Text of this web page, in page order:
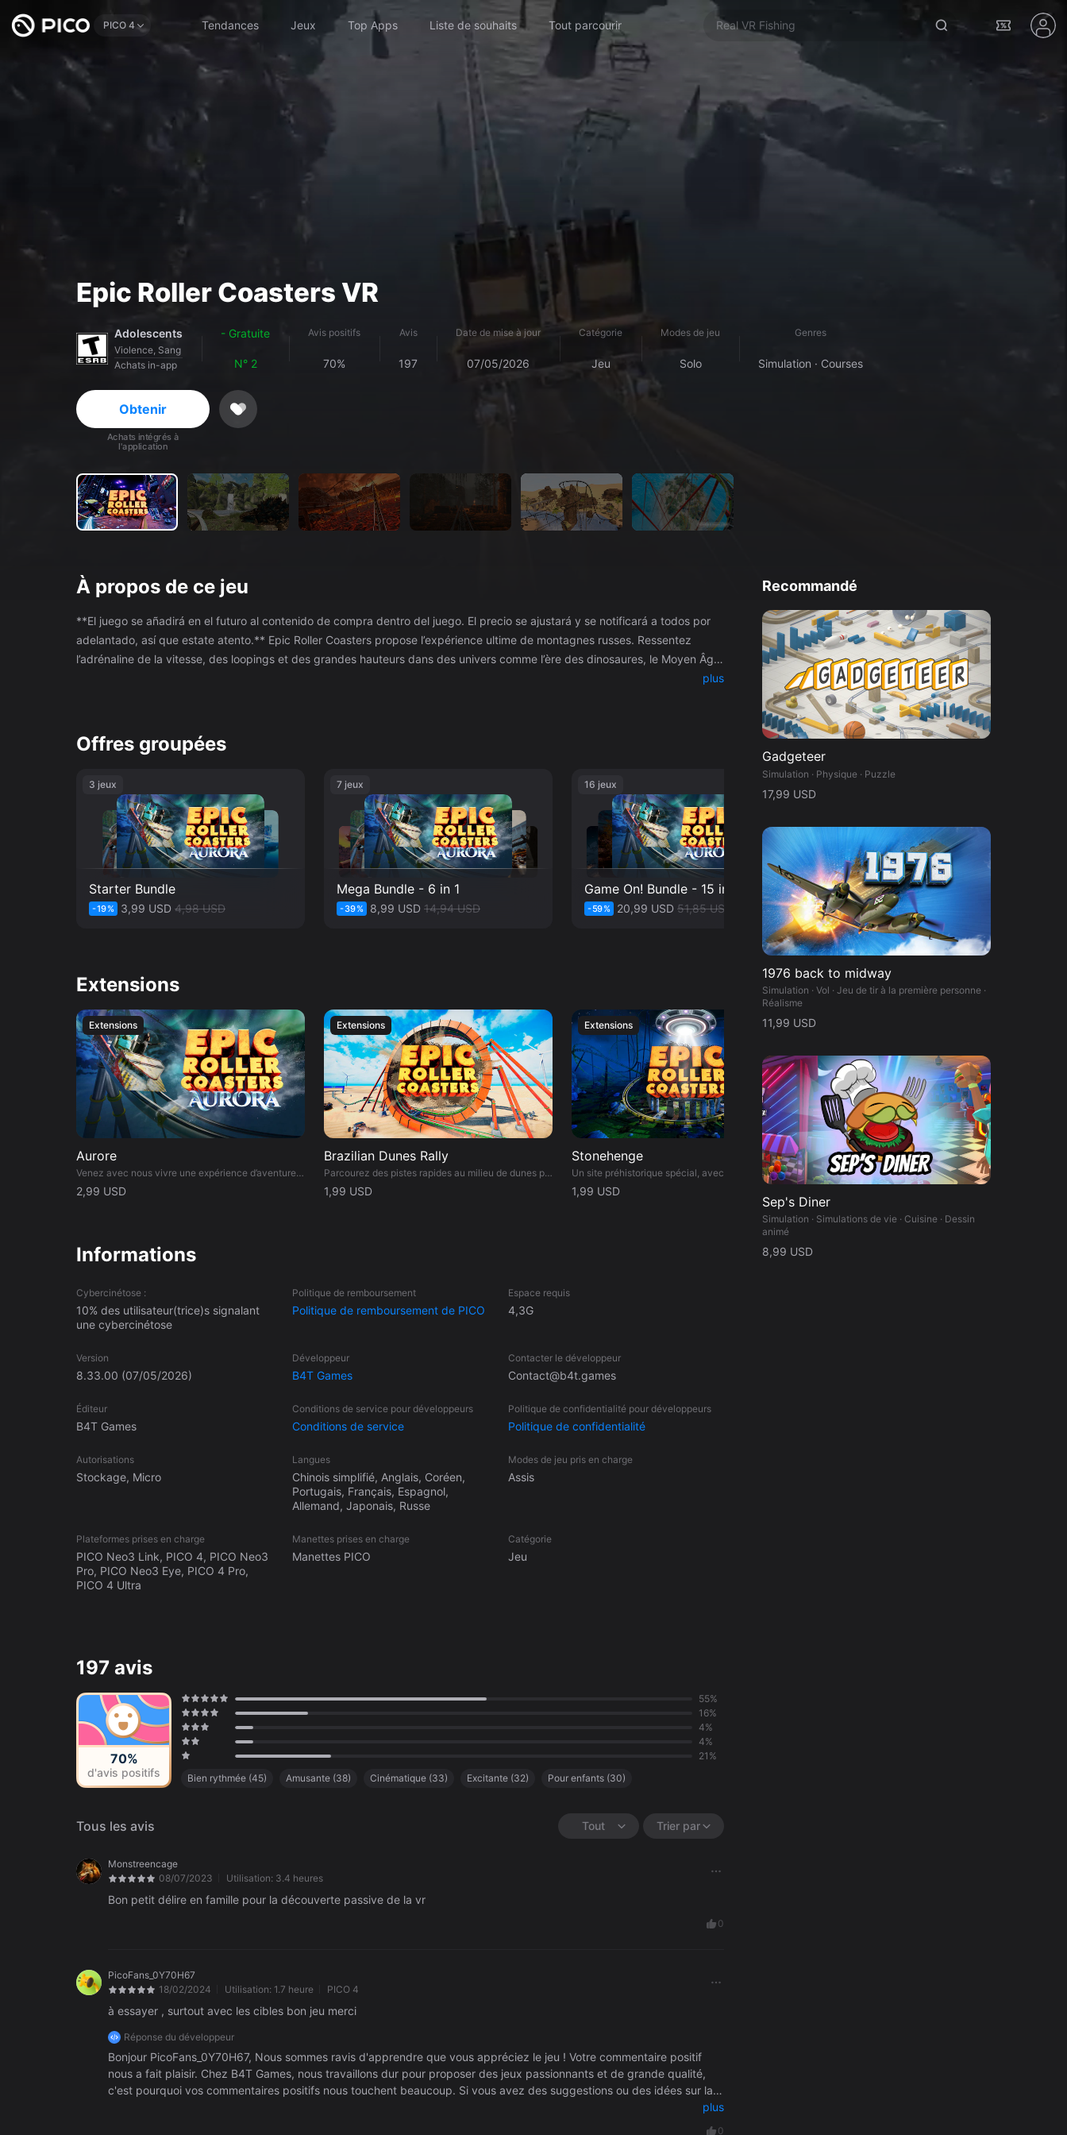
PICO 4 Tendances Jeux Top Apps Liste de souhaits Tout parcourir Real VR Fishing
Epic Roller Coasters VR
Adolescents
Violence, Sang
Achats in-app
- Gratuite
N° 2
Avis positifs
70%
Avis
197
Date de mise à jour
07/05/2026
Catégorie
Jeu
Modes de jeu
Solo
Genres
Simulation · Courses
Obtenir
Achats intégrés à
l'application
À propos de ce jeu
**El juego se añadirá en el futuro al contenido de compra dentro del juego. El precio se ajustará y se notificará a todos por
adelantado, así que estate atento.** Epic Roller Coasters propose l’expérience ultime de montagnes russes. Ressentez
l’adrénaline de la vitesse, des loopings et des grandes hauteurs dans des univers comme l’ère des dinosaures, le Moyen Âge,
Course vous met aux commandes du wagon pour aller le plus vite possible et défier vos amis pour le meilleur score.
Attention: une vitesse excessive peut vous faire dérailler. Chaque montagne russe comprend un nouveau wagon et une
plus
Offres groupées
3 jeux
Starter Bundle
-19% 3,99 USD 4,98 USD
7 jeux
Mega Bundle - 6 in 1
-39% 8,99 USD 14,94 USD
16 jeux
Game On! Bundle - 15 in 1
-59% 20,99 USD 51,85 USD
Extensions
Extensions
Aurore
Venez avec nous vivre une expérience d’aventure et de contemplation en parcourant une montagne russe à couper le souffle sous de magnifiques aurores boréales.
2,99 USD
Extensions
Brazilian Dunes Rally
Parcourez des pistes rapides au milieu de dunes paradisiaques et de lagunes lors d'un rallye plein de vitesse, de poussière et d'adrénaline.
1,99 USD
Extensions
Stonehenge
Un site préhistorique spécial, avec des amis venus du futur Ce lot inclut: - 1 carte de montagne russe: Stonehenge. - 1 wagon de montagne russe.
1,99 USD
Kelimutu
Informations
Cybercinétose :
10% des utilisateur(trice)s signalant
une cybercinétose
Politique de remboursement
Politique de remboursement de PICO
Espace requis
4,3G
Version
8.33.00 (07/05/2026)
Développeur
B4T Games
Contacter le développeur
Contact@b4t.games
Éditeur
B4T Games
Conditions de service pour développeurs
Conditions de service
Politique de confidentialité pour développeurs
Politique de confidentialité
Autorisations
Stockage, Micro
Langues
Chinois simplifié, Anglais, Coréen,
Portugais, Français, Espagnol,
Allemand, Japonais, Russe
Modes de jeu pris en charge
Assis
Plateformes prises en charge
PICO Neo3 Link, PICO 4, PICO Neo3
Pro, PICO Neo3 Eye, PICO 4 Pro,
PICO 4 Ultra
Manettes prises en charge
Manettes PICO
Catégorie
Jeu
197 avis
70%
d'avis positifs
55%
16%
4%
4%
21%
Bien rythmée (45) Amusante (38) Cinématique (33) Excitante (32) Pour enfants (30)
Tous les avis Tout Trier par
Monstreencage
08/07/2023
Utilisation: 3.4 heures
Bon petit délire en famille pour la découverte passive de la vr
0
PicoFans_0Y70H67
18/02/2024
Utilisation: 1.7 heure PICO 4
à essayer , surtout avec les cibles bon jeu merci
Réponse du développeur
Bonjour PicoFans_0Y70H67, Nous sommes ravis d'apprendre que vous appréciez le jeu ! Votre commentaire positif
nous a fait plaisir. Chez B4T Games, nous travaillons dur pour proposer des jeux passionnants et de grande qualité,
c'est pourquoi vos commentaires positifs nous touchent beaucoup. Si vous avez des suggestions ou des idées sur la
plus
0
Recommandé
Gadgeteer
Simulation · Physique · Puzzle
17,99 USD
1976 back to midway
Simulation · Vol · Jeu de tir à la première personne ·
Réalisme
11,99 USD
Sep's Diner
Simulation · Simulations de vie · Cuisine · Dessin
animé
8,99 USD